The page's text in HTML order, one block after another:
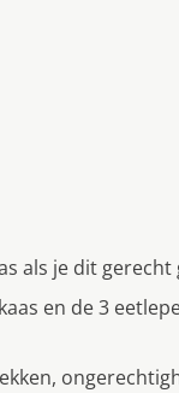
als je dit
en de 3